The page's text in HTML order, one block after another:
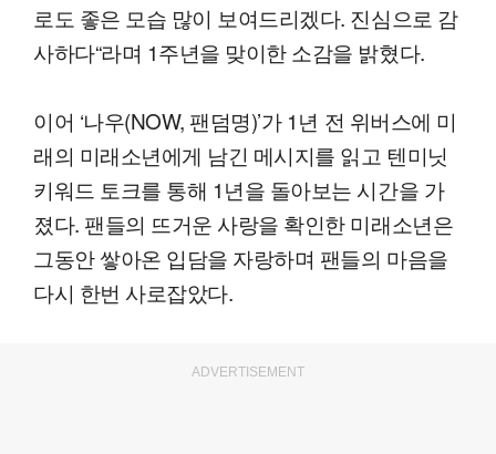
로도 좋은 모습 많이 보여드리겠다. 진심으로 감
사하다“라며 1주년을 맞이한 소감을 밝혔다.
이어 ‘나우(NOW, 팬덤명)’가 1년 전 위버스에 미
래의 미래소년에게 남긴 메시지를 읽고 텐미닛
키워드 토크를 통해 1년을 돌아보는 시간을 가
졌다. 팬들의 뜨거운 사랑을 확인한 미래소년은
그동안 쌓아온 입담을 자랑하며 팬들의 마음을
다시 한번 사로잡았다.
ADVERTISEMENT